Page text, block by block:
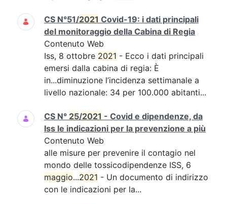
CS N°51/2021 Covid-19: i dati principali
del monitoraggio della Cabina di Regia
Contenuto Web
Iss, 8 ottobre 2021 - Ecco i dati principali
emersi dalla cabina di regia: È
in...diminuzione l’incidenza settimanale a
livello nazionale: 34 per 100.000 abitanti...
CS N° 25/2021 - Covid e dipendenze, da
Iss le indicazioni per la prevenzione a più
Contenuto Web
alle misure per prevenire il contagio nel
mondo delle tossicodipendenze ISS, 6
maggio...2021 - Un documento di indirizzo
con le indicazioni per la...